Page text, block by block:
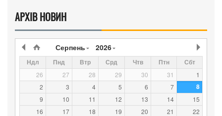
АРХІВ НОВИН
Серпень 2026
Ндл Пнд Втр Срд Чтв Птн Сбт
26 27 28 29 30 31
1
2
3 4 5 6 7 8
9 10 11 12 13 14
15
16
17 18 19 20 21
22